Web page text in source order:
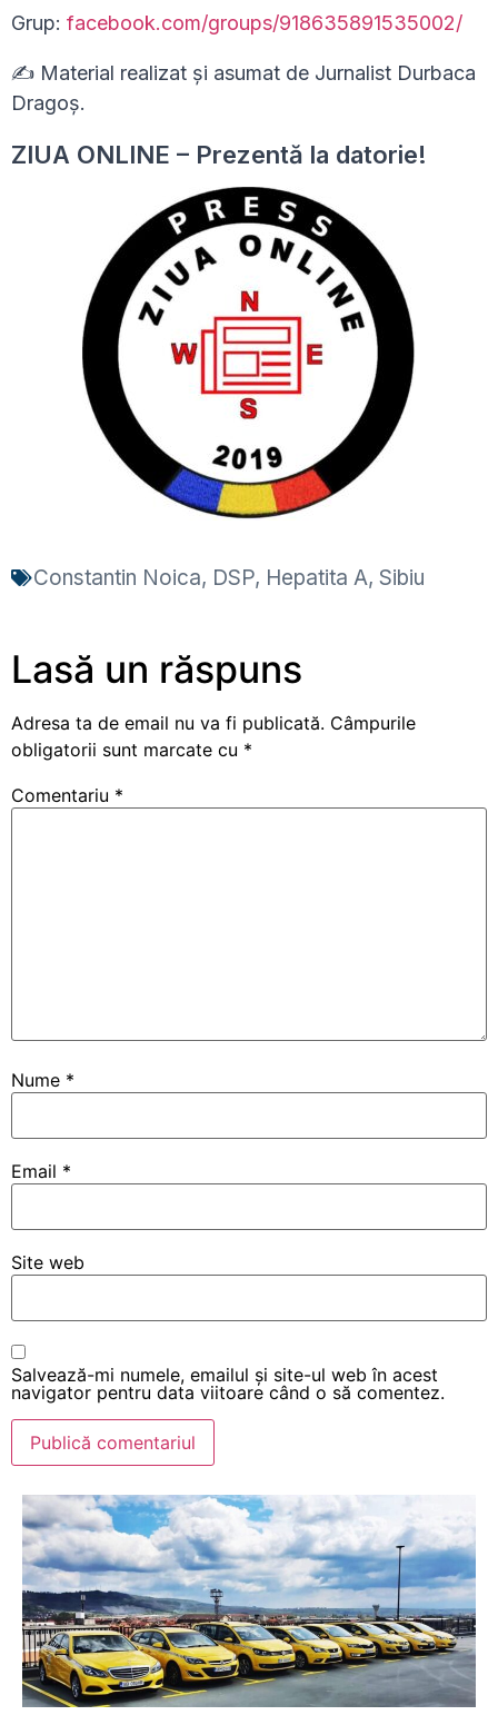
Grup: facebook.com/groups/918635891535002/
✍ Material realizat și asumat de Jurnalist Durbaca
Dragoș.
ZIUA ONLINE – Prezentă la datorie!
Constantin Noica, DSP, Hepatita A, Sibiu
Lasă un răspuns
Adresa ta de email nu va fi publicată. Câmpurile
obligatorii sunt marcate cu *
Comentariu *
Nume *
Email *
Site web
Salvează-mi numele, emailul și site-ul web în acest
navigator pentru data viitoare când o să comentez.